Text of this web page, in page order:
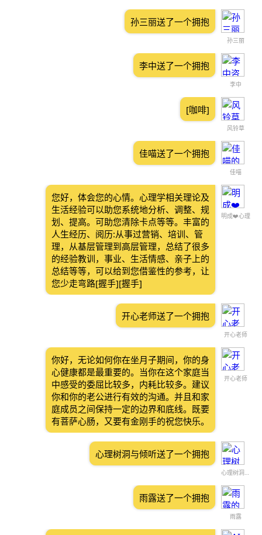
孙三丽
孙三丽送了一个拥抱
李中
李中送了一个拥抱
风铃草
[咖啡]
佳喵
佳喵送了一个拥抱
明成❤️心理
您好，体会您的心情。心理学相关理论及
生活经验可以助您系统地分析、调整、规
划、提高。可助您清除卡点等等。丰富的
人生经历、阅历:从事过营销、培训、管
理，从基层管理到高层管理，总结了很多
的经验教训，事业、生活情感、亲子上的
总结等等，可以给到您借鉴性的参考，让
您少走弯路[握手][握手]
开心老师
开心老师送了一个拥抱
开心老师
你好，无论如何你在坐月子期间，你的身
心健康都是最重要的。当你在这个家庭当
中感受的委屈比较多，内耗比较多。建议
你和你的老公进行有效的沟通。并且和家
庭成员之间保持一定的边界和底线。既要
有菩萨心肠，又要有金刚手的祝您快乐。
心理树洞与倾听
心理树洞与倾听送了一个拥抱
雨露
雨露送了一个拥抱